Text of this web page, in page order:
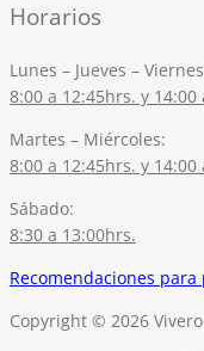
Horarios
Lunes – Jueves –
8:00 a 12:45hrs. y 14:00
Martes – Miércoles:
8:00 a 12:45hrs. y 14:00
Sábado:
8:30 a 13:00hrs.
Recomendaciones
Copyright © 2026